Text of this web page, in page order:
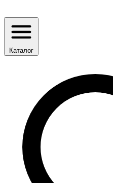
Каталог